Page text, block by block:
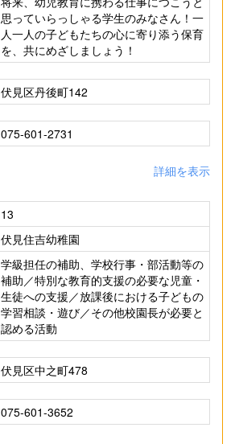
思っていらっしゃる学生のみなさん！一
人一人の子どもたちの心に寄り添う保育
を、共にめざしましょう！
伏見区丹後町142
075-601-2731
詳細を表示
13
伏見住吉幼稚園
学級担任の補助、学校行事・部活動等の
補助／特別な教育的支援の必要な児童・
生徒への支援／放課後における子どもの
学習相談・遊び／その他校園長が必要と
認める活動
伏見区中之町478
075-601-3652